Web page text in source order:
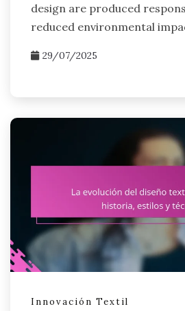
design are produced
reduced environmental
29/07/2025
Innovación Textil